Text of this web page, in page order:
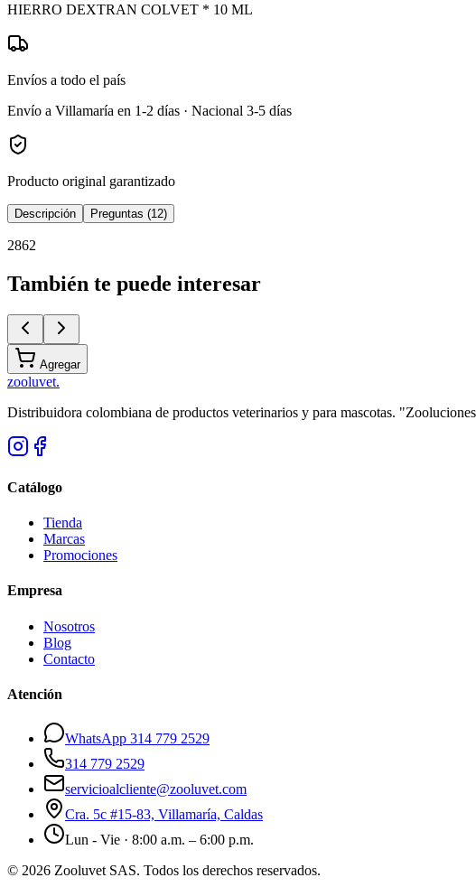
HIERRO DEXTRAN COLVET * 10 ML
Envíos a todo el país
Envío a Villamaría en 1-2 días · Nacional 3-5 días
Producto original garantizado
Descripción Preguntas (12)
2862
También te puede interesar
Agregar
zooluvet.
Distribuidora colombiana de productos veterinarios y para mascotas.
Catálogo
Tienda
Marcas
Promociones
Empresa
Nosotros
Blog
Contacto
Atención
WhatsApp 314 779 2529
314 779 2529
servicioalcliente@zooluvet.com
Cra. 5c #15-83, Villamaría, Caldas
Lun - Vie · 8:00 a.m. – 6:00 p.m.
© 2026 Zooluvet SAS. Todos los derechos reservados.